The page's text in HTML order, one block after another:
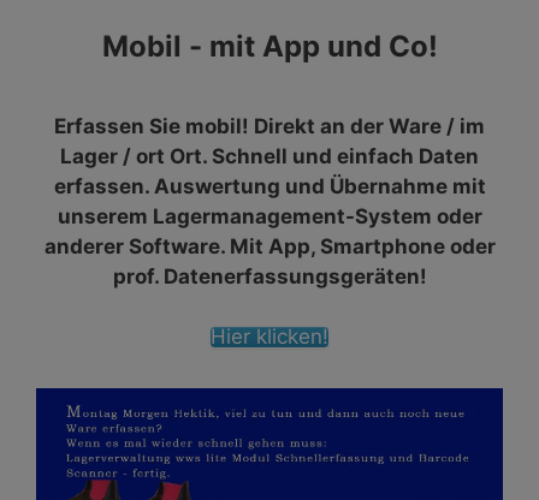
Mobil - mit App und Co!
Erfassen Sie mobil! Direkt an der Ware / im
Lager / ort Ort. Schnell und einfach Daten
erfassen. Auswertung und Übernahme mit
unserem Lagermanagement-System oder
anderer Software. Mit App, Smartphone oder
prof. Datenerfassungsgeräten!
Hier klicken!